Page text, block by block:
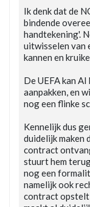
Ik denk dat de
bindende
handtekening'.
uitwisselen van
kannen en
De UEFA kan
aanpakken, en
nog een flinke
Kennelijk dus
duidelijk maken
contract
stuurt hem
nog een
namelijk ook
contract opstelt